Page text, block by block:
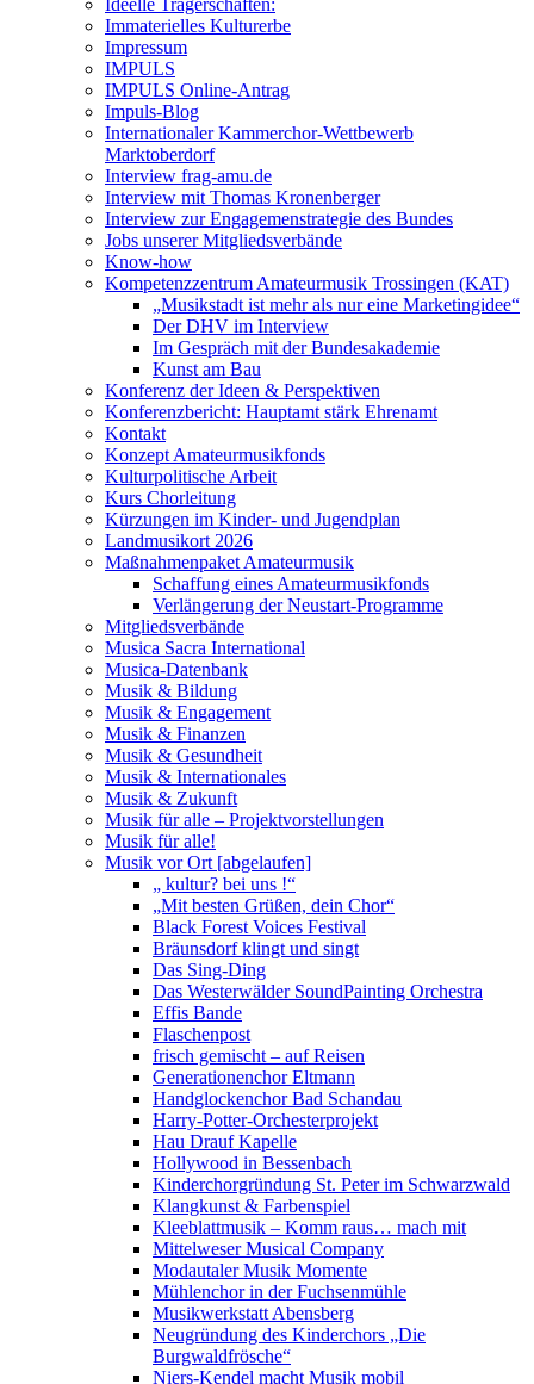
Ideelle Trägerschaften:
Immaterielles Kulturerbe
Impressum
IMPULS
IMPULS Online-Antrag
Impuls-Blog
Internationaler Kammerchor-Wettbewerb
Marktoberdorf
Interview frag-amu.de
Interview mit Thomas Kronenberger
Interview zur Engagemenstrategie des Bundes
Jobs unserer Mitgliedsverbände
Know-how
Kompetenzzentrum Amateurmusik Trossingen (KAT)
„Musikstadt ist mehr als nur eine Marketingidee“
Der DHV im Interview
Im Gespräch mit der Bundesakademie
Kunst am Bau
Konferenz der Ideen & Perspektiven
Konferenzbericht: Hauptamt stärk Ehrenamt
Kontakt
Konzept Amateurmusikfonds
Kulturpolitische Arbeit
Kurs Chorleitung
Kürzungen im Kinder- und Jugendplan
Landmusikort 2026
Maßnahmenpaket Amateurmusik
Schaffung eines Amateurmusikfonds
Verlängerung der Neustart-Programme
Mitgliedsverbände
Musica Sacra International
Musica-Datenbank
Musik & Bildung
Musik & Engagement
Musik & Finanzen
Musik & Gesundheit
Musik & Internationales
Musik & Zukunft
Musik für alle – Projektvorstellungen
Musik für alle!
Musik vor Ort [abgelaufen]
„ kultur? bei uns !“
„Mit besten Grüßen, dein Chor“
Black Forest Voices Festival
Bräunsdorf klingt und singt
Das Sing-Ding
Das Westerwälder SoundPainting Orchestra
Effis Bande
Flaschenpost
frisch gemischt – auf Reisen
Generationenchor Eltmann
Handglockenchor Bad Schandau
Harry-Potter-Orchesterprojekt
Hau Drauf Kapelle
Hollywood in Bessenbach
Kinderchorgründung St. Peter im Schwarzwald
Klangkunst & Farbenspiel
Kleeblattmusik – Komm raus… mach mit
Mittelweser Musical Company
Modautaler Musik Momente
Mühlenchor in der Fuchsenmühle
Musikwerkstatt Abensberg
Neugründung des Kinderchors „Die
Burgwaldfrösche“
Niers-Kendel macht Musik mobil